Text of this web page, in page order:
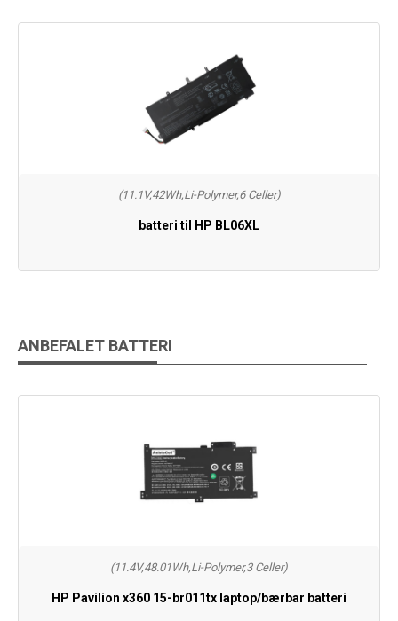
(11.1V,42Wh,Li-Polymer,6 Celler)
batteri til HP BL06XL
ANBEFALET BATTERI
(11.4V,48.01Wh,Li-Polymer,3 Celler)
HP Pavilion x360 15-br011tx laptop/bærbar batteri